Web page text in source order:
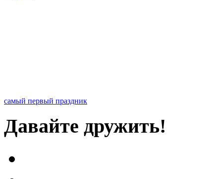
самый первый праздник
Давайте дружить!